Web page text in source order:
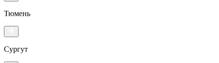
Тюмень
Сургут